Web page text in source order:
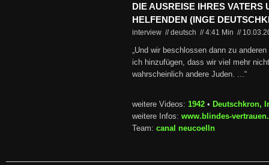
DIE AUSREISE IHRES VATERS
HELFENDEN (INGE
interview // deutsch //4:41 Min //
„Und wir beschlossen dann zu
ich hinzufügen, dass wir viel mehr
wahrscheinlich andere Juden. ...“
weitere Videos: 1942 • Deutschkron,
weitere Infos: www.blindes-
Team: canal neucoelln